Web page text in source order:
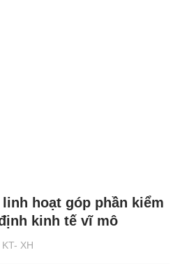
XH
hoạt góp phần kiểm
kinh tế vĩ mô